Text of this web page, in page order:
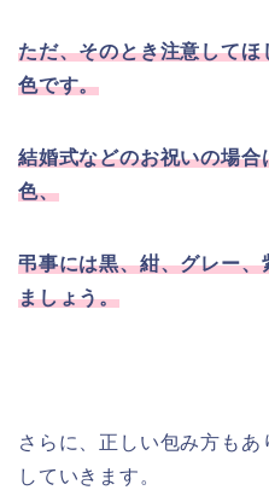
ただ、そのとき注意して
色です。
結婚式などのお祝いの場
色、
弔事には黒、紺、グレー
ましょう。
さらに、正しい包み方も
していきます。